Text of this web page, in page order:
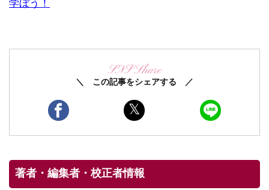
学ぼう！
SNS Share
＼ この記事をシェアする ／
著者・編集者・校正者情報